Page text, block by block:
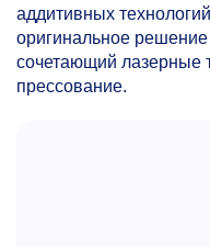
аддитивных
оригинальное
сочетающий лазерные
прессование.